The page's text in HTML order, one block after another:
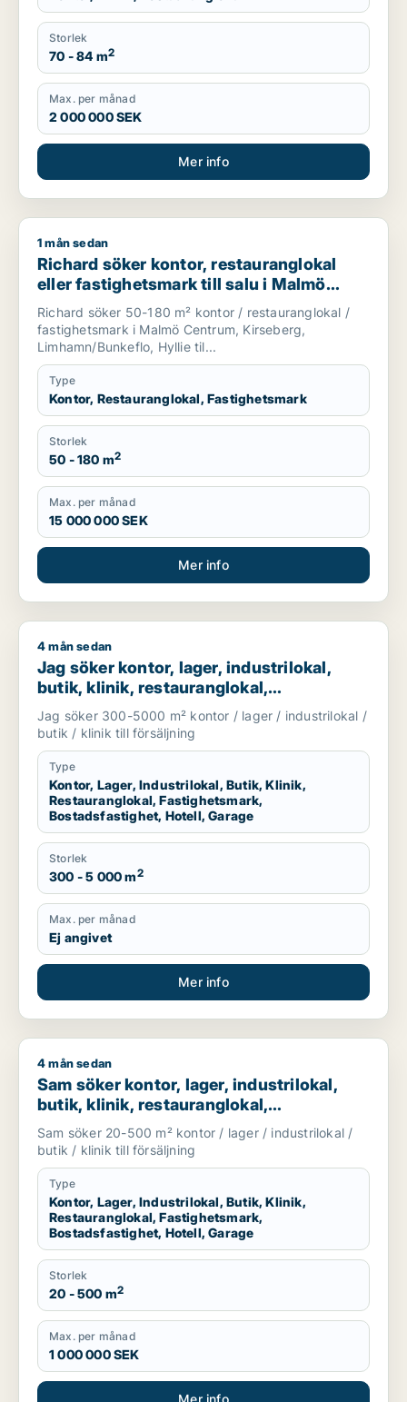
Storlek
70 - 84 m2
Max. per månad
2 000 000 SEK
Mer info
Richard söker kontor, restauranglokal eller fastighetsmark
1 mån sedan
Richard söker kontor, restauranglokal
eller fastighetsmark till salu i Malmö
Centrum, Kirseberg eller
Limhamn/Bunkeflo m.fl.
Richard söker 50-180 m² kontor / restauranglokal /
fastighetsmark i Malmö Centrum, Kirseberg,
Limhamn/Bunkeflo, Hyllie til...
Type
Kontor, Restauranglokal, Fastighetsmark
Storlek
50 - 180 m2
Max. per månad
15 000 000 SEK
Mer info
Jag söker kontor, lager, industrilokal, butik, klinik,
4 mån sedan
Jag söker kontor, lager, industrilokal,
butik, klinik, restauranglokal,
fastighetsmark, bostadsfastighet, hotell
eller garage till salu i Malmö
Jag söker 300-5000 m² kontor / lager / industrilokal /
butik / klinik till försäljning
Type
Kontor, Lager, Industrilokal, Butik, Klinik,
Restauranglokal, Fastighetsmark,
Bostadsfastighet, Hotell, Garage
Storlek
300 - 5 000 m2
Max. per månad
Ej angivet
Mer info
Sam söker kontor, lager, industrilokal, butik, klinik,
4 mån sedan
Sam söker kontor, lager, industrilokal,
butik, klinik, restauranglokal,
fastighetsmark, bostadsfastighet, hotell
eller garage till salu i Malmö
Sam söker 20-500 m² kontor / lager / industrilokal /
butik / klinik till försäljning
Type
Kontor, Lager, Industrilokal, Butik, Klinik,
Restauranglokal, Fastighetsmark,
Bostadsfastighet, Hotell, Garage
Storlek
20 - 500 m2
Max. per månad
1 000 000 SEK
Mer info